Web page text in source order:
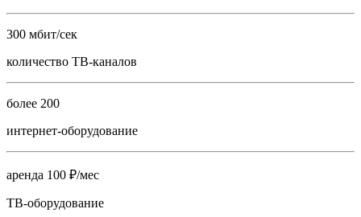
300 мбит/сек
количество ТВ-каналов
более 200
интернет-оборудование
аренда 100 ₽/мес
ТВ-оборудование